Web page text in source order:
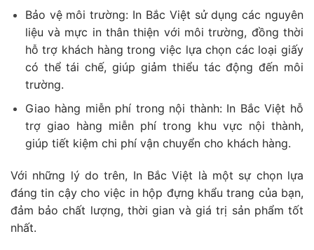
Bảo vệ môi trường: In Bắc Việt sử dụng các nguyên
liệu và mực in thân thiện với môi trường, đồng thời
hỗ trợ khách hàng trong việc lựa chọn các loại giấy
có thể tái chế, giúp giảm thiểu tác động đến môi
trường.
Giao hàng miễn phí trong nội thành: In Bắc Việt hỗ
trợ giao hàng miễn phí trong khu vực nội thành,
giúp tiết kiệm chi phí vận chuyển cho khách hàng.
Với những lý do trên, In Bắc Việt là một sự chọn lựa
đáng tin cậy cho việc in hộp đựng khẩu trang của bạn,
đảm bảo chất lượng, thời gian và giá trị sản phẩm tốt
nhất.